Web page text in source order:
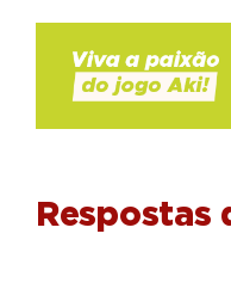
Respostas